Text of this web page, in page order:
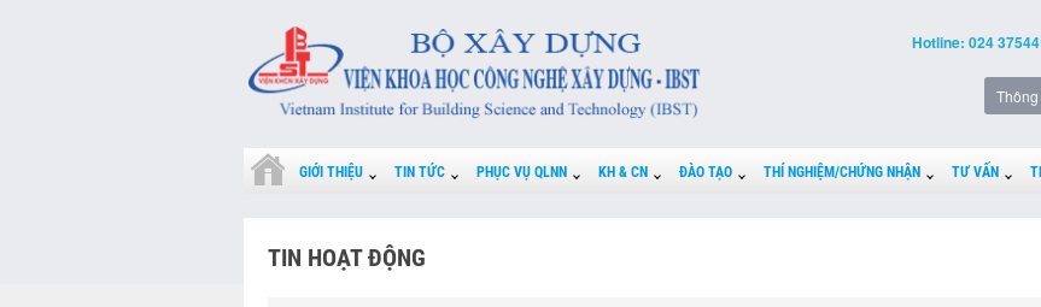
Hotline: 024
GIỚI THIỆU TIN TỨC PHỤC VỤ QLNN KH & CN ĐÀO TẠO THÍ NGHIỆM/CHỨNG NHẬN TƯ VẤN
TIN HOẠT ĐỘNG